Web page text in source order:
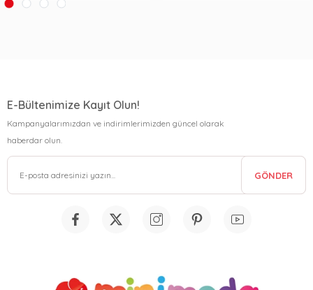
E-Bültenimize Kayıt Olun!
Kampanyalarımızdan ve indirimlerimizden güncel olarak
haberdar olun.
GÖNDER